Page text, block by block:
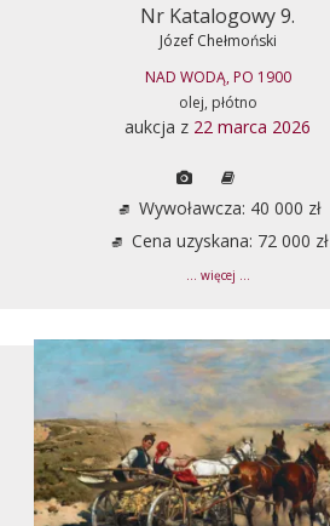
Nr Katalogowy 9.
Józef Chełmoński
NAD WODĄ, PO 1900
olej, płótno
aukcja z 22 marca 2026
Wywoławcza: 40 000 zł
Cena uzyskana: 72 000 zł
... więcej ...